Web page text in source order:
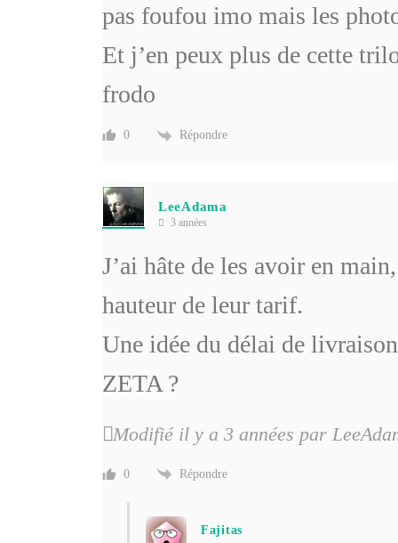
pas foufou imo mais les
Et j’en peux plus de cette
frodo
0 Répondre
LeeAdama
3 années
J’ai hâte de les avoir en
hauteur de leur tarif.
Une idée du délai de
ZETA ?
Modifié il y a 3 années par
0 Répondre
Fajitas